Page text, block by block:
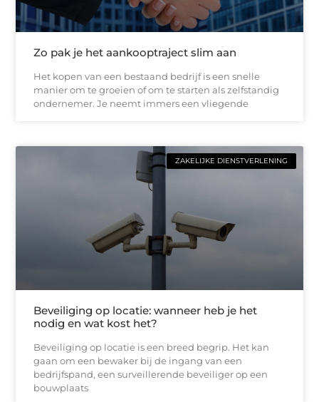
Zo pak je het aankooptraject slim aan
Het kopen van een bestaand bedrijf is een snelle
manier om te groeien of om te starten als zelfstandig
ondernemer. Je neemt immers een vliegende
ZAKELIJKE DIENSTVERLENING
Beveiliging op locatie: wanneer heb je het
nodig en wat kost het?
Beveiliging op locatie is een breed begrip. Het kan
gaan om een bewaker bij de ingang van een
bedrijfspand, een surveillerende beveiliger op een
bouwplaats